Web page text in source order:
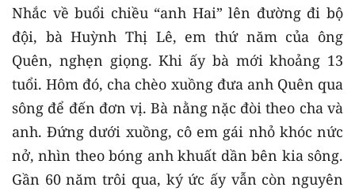
Nhắc về buổi chiều “anh Hai” lên đường đi bộ
đội, bà Huỳnh Thị Lê, em thứ năm của ông
Quên, nghẹn giọng. Khi ấy bà mới khoảng 13
tuổi. Hôm đó, cha chèo xuồng đưa anh Quên qua
sông để đến đơn vị. Bà nằng nặc đòi theo cha và
anh. Đứng dưới xuồng, cô em gái nhỏ khóc nức
nở, nhìn theo bóng anh khuất dần bên kia sông.
Gần 60 năm trôi qua, ký ức ấy vẫn còn nguyên